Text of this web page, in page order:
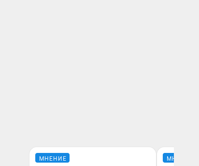
МНЕНИЕ МНЕНИЕ